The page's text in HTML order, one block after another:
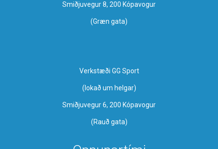
Smiðjuvegur 8, 200 Kópavogur
(Græn gata)
Verkstæði GG Sport
​(lokað um helgar)
Smiðjuvegur 6, 200 Kópavogur
(Rauð gata)